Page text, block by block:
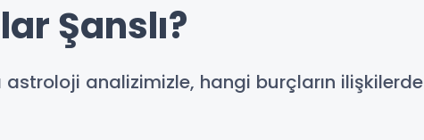
Şanslı?
analizimizle, hangi burçların ilişkilerde